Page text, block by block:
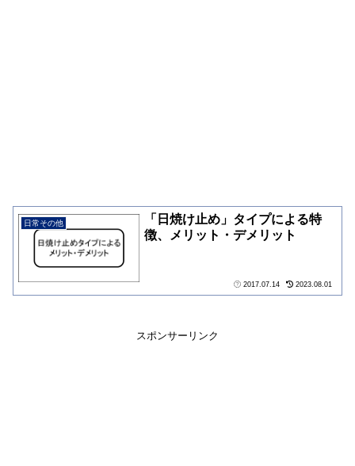
日常その他
「日焼け止め」タイプによる特
徴、メリット・デメリット
2017.07.14 2023.08.01
スポンサーリンク